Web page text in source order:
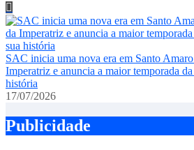
SAC inicia uma nova era em Santo
Imperatriz e anuncia a maior temporada da
história
17/07/2026
Publicidade